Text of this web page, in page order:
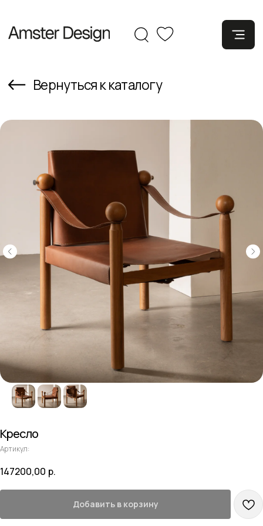
Кресло
Артикул:
147200,00 р.
Добавить в корзину